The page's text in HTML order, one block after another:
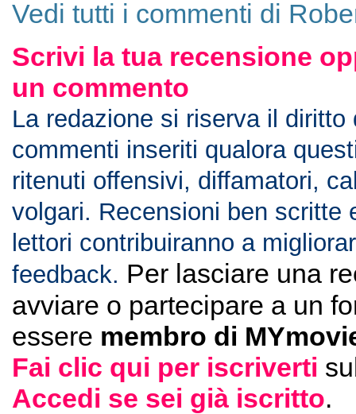
Vedi tutti i commenti di
Scrivi la tua recensione
un commento
La redazione si riserva il diritto
commenti inseriti qualora
ritenuti offensivi, diffamatori,
volgari. Recensioni ben scritte
lettori contribuiranno a
feedback. Per lasciare una
avviare o partecipare a un
essere membro di
Fai clic qui per iscriverti
Accedi se sei già iscritto.